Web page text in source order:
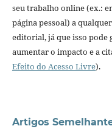
seu trabalho online (ex.:
página pessoal) a
editorial, já que isso pode
aumentar o impacto e a
Efeito do Acesso Livre).
Artigos